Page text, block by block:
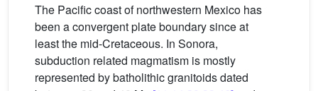
The Pacific coast of northwestern Mexico has
been a convergent plate boundary since at
least the mid-Cretaceous. In Sonora,
subduction related magmatism is mostly
represented by batholithic granitoids dated